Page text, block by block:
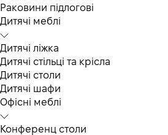
Раковини підлогові
Дитячі меблі
Дитячі ліжка
Дитячі стільці та крісла
Дитячі столи
Дитячі шафи
Офісні меблі
Конференц столи